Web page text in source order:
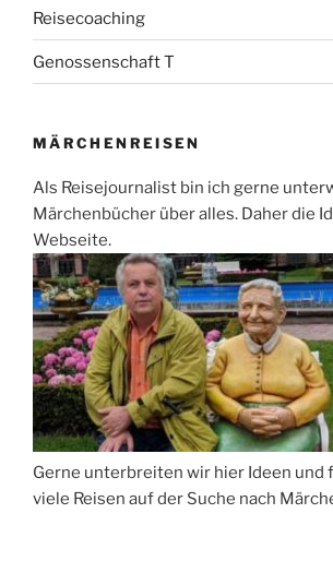
Reisecoaching
Genossenschaft T
MÄRCHENREISEN
Als Reisejournalist bin ich gerne
Märchenbücher über alles. Daher die
Webseite.
Gerne unterbreiten wir hier Ideen und
viele Reisen auf der Suche nach